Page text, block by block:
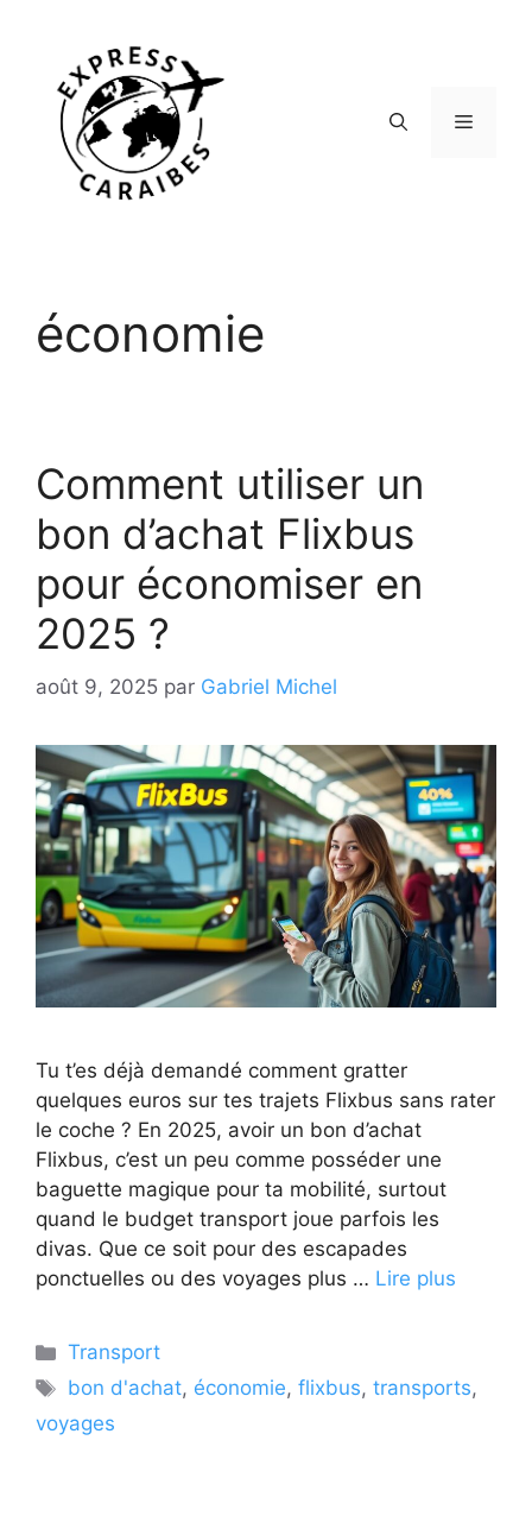
contenu
Menu
économie
Comment utiliser un
bon d’achat Flixbus
pour économiser en
2025 ?
août 9, 2025 par Gabriel Michel
Tu t’es déjà demandé comment gratter
quelques euros sur tes trajets Flixbus sans rater
le coche ? En 2025, avoir un bon d’achat
Flixbus, c’est un peu comme posséder une
baguette magique pour ta mobilité, surtout
quand le budget transport joue parfois les
divas. Que ce soit pour des escapades
ponctuelles ou des voyages plus … Lire plus
Catégories
Transport
Étiquettes
bon d'achat, économie,flixbus,transports,
voyages